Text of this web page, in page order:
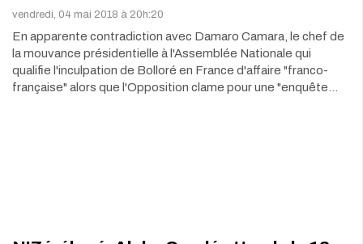
vendredi, 04 mai 2018 à 20h:20
En apparente contradiction avec Damaro Camara, le chef de
la mouvance présidentielle à l'Assemblée Nationale qui
qualifie l'inculpation de Bolloré en France d'affaire "franco-
française" alors que l'Opposition clame pour une "enquête…